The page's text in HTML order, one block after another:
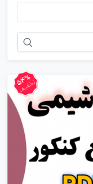
54%
تخفیف